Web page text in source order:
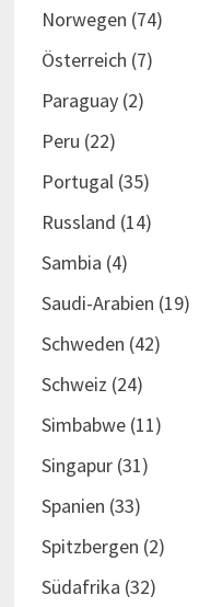
Norwegen (74)
Österreich (7)
Paraguay(2)
Peru (22)
Portugal(35)
Russland (14)
Sambia (4)
Saudi-Arabien (19)
Schweden (42)
Schweiz (24)
Simbabwe(11)
Singapur(31)
Spanien (33)
Spitzbergen (2)
Südafrika (32)